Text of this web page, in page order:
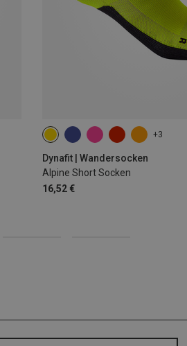
+3
Dynafit | Wandersocken
Alpine Short Socken
16,52 €
35|36|37|38 39|40|41|42